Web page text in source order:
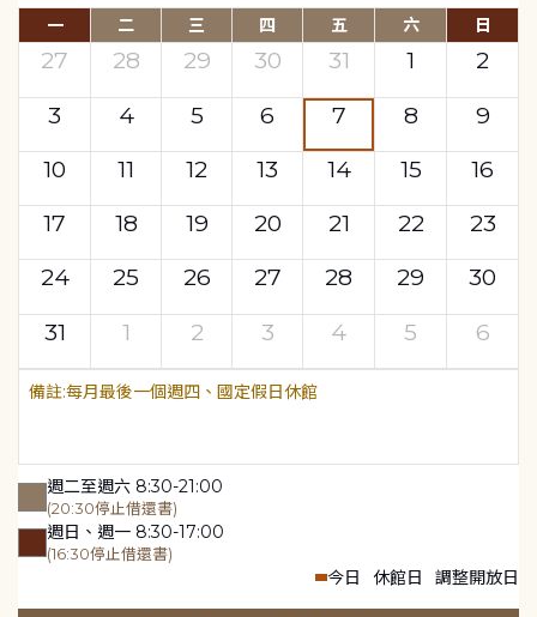
一 二 三 四 五 六 日
27 28 29 30 31 1
2
3
4 5 6 7 8
9
10
11 12 13 14 15
16
17
18 19 20 21 22
23
24
25 26 27 28 29
30
31
1 2 3 4 5 6
每月最後一個週四、國定假日休館
週二至週六 8:30-21:00
(20:30停止借還書)
週日、週一 8:30-17:00
(16:30停止借還書)
今日 休館日 調整開放日